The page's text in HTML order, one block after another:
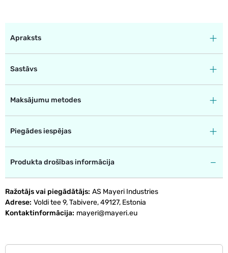
Apraksts
Sastāvs
Maksājumu metodes
Piegādes iespējas
Produkta drošības informācija
Ražotājs vai piegādātājs AS Mayeri Industries
Adrese Voldi tee 9, Tabivere, 49127, Estonia
Kontaktinformācija mayeri@mayeri.eu